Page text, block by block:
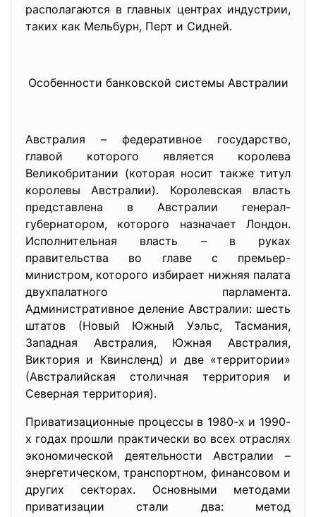
располагаются в главных центрах индустрии,
таких как Мельбурн, Перт и Сидней.
Особенности банковской системы Австралии
Австралия – федеративное государство,
главой которого является королева
Великобритании (которая носит также титул
королевы Австралии). Королевская власть
представлена в Австралии генерал-
губернатором, которого назначает Лондон.
Исполнительная власть – в руках
правительства во главе с премьер-
министром, которого избирает нижняя палата
двухпалатного парламента.
Административное деление Австралии: шесть
штатов (Новый Южный Уэльс, Тасмания,
Западная Австралия, Южная Австралия,
Виктория и Квинсленд) и две «территории»
(Австралийская столичная территория и
Северная территория).
Приватизационные процессы в 1980-х и 1990-
х годах прошли практически во всех отраслях
экономической деятельности Австралии –
энергетическом, транспортном, финансовом и
других секторах. Основными методами
приватизации стали два: метод